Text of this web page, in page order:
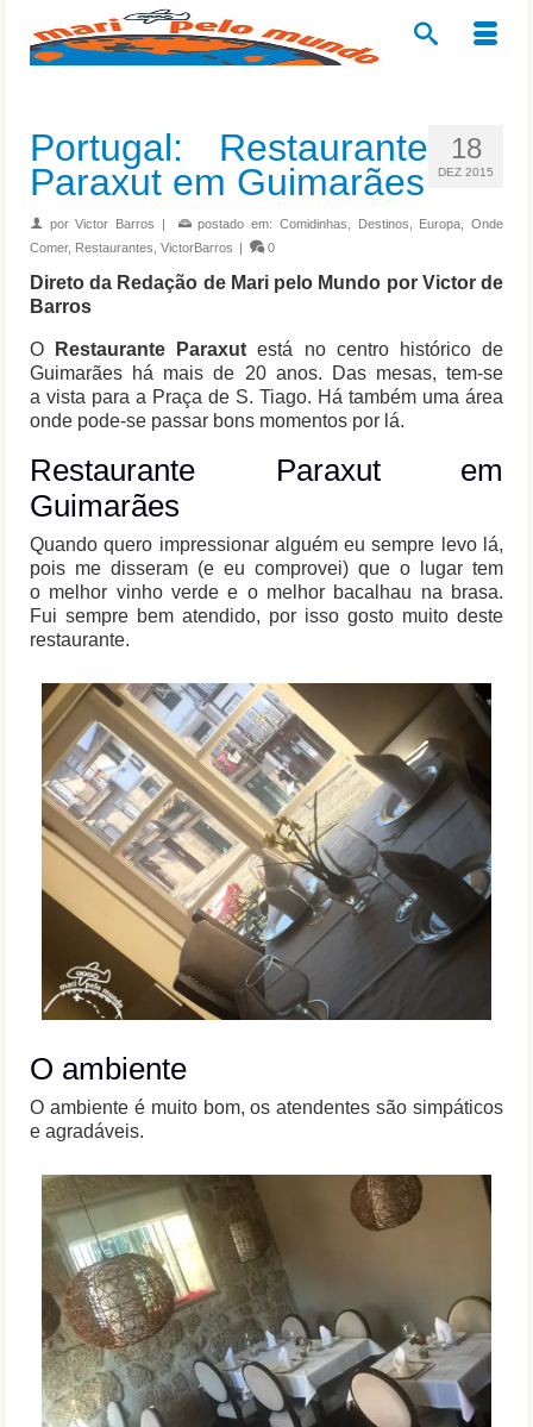
18
DEZ 2015
Portugal: Restaurante
Paraxut em Guimarães
porVictor Barros | postado em: Comidinhas Destinos Europa ,Onde
Comer, Restaurantes VictorBarros | 0
Direto da Redação de Mari pelo Mundo por Victor de
Barros
O Restaurante Paraxutestá no centro histórico de
Guimarães há mais de 20 anos. Das mesas, tem-se
a vista para a Praça de S. Tiago. Há também uma área
onde pode-se passar bons momentos por lá.
Restaurante Paraxut em
Guimarães
Quando quero impressionar alguém eu sempre levo lá,
pois me disseram (e eu comprovei) que o lugar tem
o melhor vinho verde e o melhor bacalhau na brasa.
Fui sempre bem atendido, por isso gosto muito deste
restaurante.
O ambiente
O ambiente é muito bom, os atendentes são simpáticos
e agradáveis.